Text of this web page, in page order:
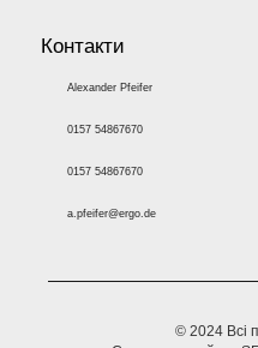
Контакти
Alexander Pfeifer
0157 54867670
0157 54867670
a.pfeifer@ergo.de
© 2024 Всі